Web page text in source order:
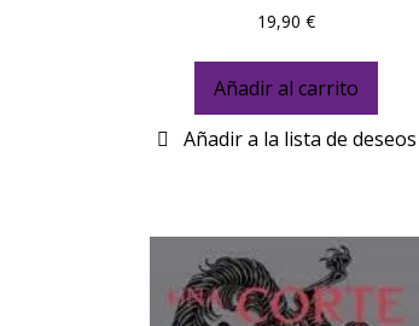
19,90€
Añadir al carrito